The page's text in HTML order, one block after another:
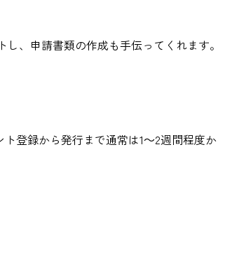
、申請書類の作成も手伝ってくれます。
登録から発行まで通常は1～2週間程度か